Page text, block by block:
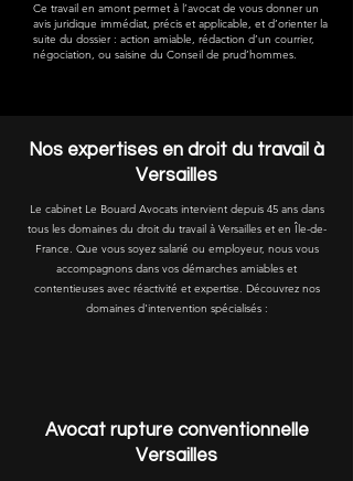
Ce travail en amont permet à l’avocat de vous donner un
avis juridique immédiat, précis et applicable, et d’orienter la
suite du dossier : action amiable, rédaction d’un courrier,
négociation, ou saisine du Conseil de prud’hommes.
Nos expertises en droit du travail à
Versailles
Le cabinet Le Bouard Avocats intervient depuis 45 ans dans
tous les domaines du droit du travail à Versailles et en Île-de-
France. Que vous soyez salarié ou employeur, nous vous
accompagnons dans vos démarches amiables et
contentieuses avec réactivité et expertise. Découvrez nos
domaines d'intervention spécialisés :
Avocat rupture conventionnelle
Versailles